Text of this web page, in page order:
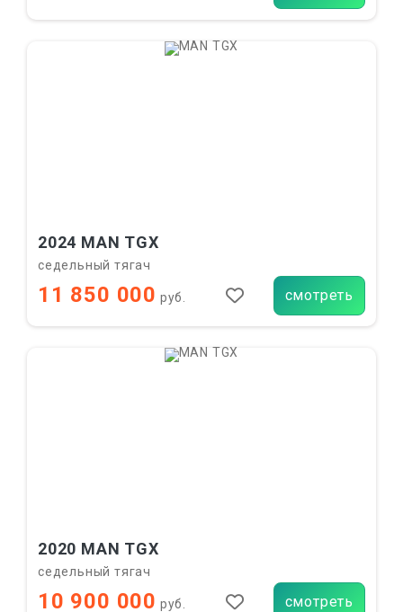
2024 MAN TGX
седельный тягач
11 850 000 руб. смотреть
2020 MAN TGX
седельный тягач
10 900 000 руб. смотреть